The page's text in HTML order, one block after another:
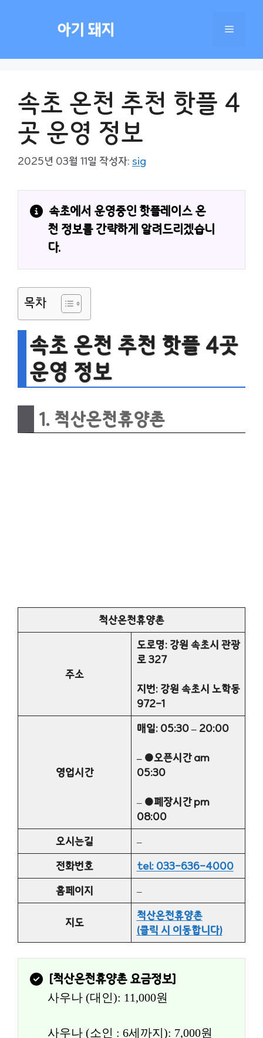
아기 돼지 메
속초 온천 추천 핫플 4
곳 운영 정보
2025년 03월 11일 작성자: sig
속초에서 운영중인 핫플레이스 온
천 정보를 간략하게 알려드리겠습니
다.
목차
속초 온천 추천 핫플 4곳
운영 정보
1. 척산온천휴양촌
척산온천휴양촌
주소
도로명: 강원 속초시 관광
로 327
지번: 강원 속초시 노학동
972-1
영업시간
매일: 05:30 – 20:00
– ●오픈시간 am
05:30
–●폐장시간 pm
08:00
오시는길
–
전화번호
tel: 033-636-4000
홈페이지
–
지도
척산온천휴양촌
(클릭 시 이동합니다)
[척산온천휴양촌 요금정보]
사우나 (대인): 11,000원
사우나 (소인 : 6세까지): 7,000원